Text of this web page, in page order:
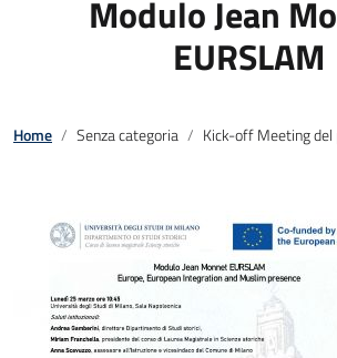
Modulo Jean
EURSLAM
Home Senza categoria Kick-off Meeting del progetto Modulo Jean